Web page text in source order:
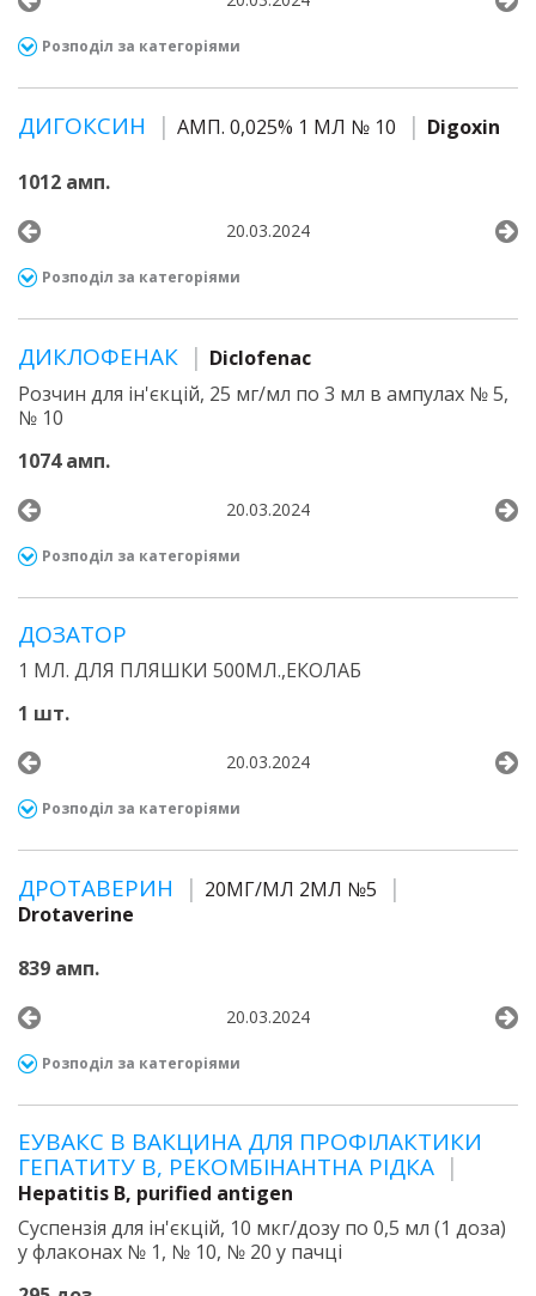
Розподіл за категоріями
ДИГОКСИН АМП. 0,025% 1 МЛ № 10 Digoxin
1012 амп.
20.03.2024
Розподіл за категоріями
ДИКЛОФЕНАК
Diclofenac
Розчин для ін'єкцій, 25 мг/мл по 3 мл в ампулах № 5,
№ 10
1074 амп.
20.03.2024
Розподіл за категоріями
ДОЗАТОР
1 МЛ. ДЛЯ ПЛЯШКИ 500МЛ.,ЕКОЛАБ
1 шт.
20.03.2024
Розподіл за категоріями
ДРОТАВЕРИН
20МГ/МЛ 2МЛ №5
Drotaverine
839 амп.
20.03.2024
Розподіл за категоріями
ЕУВАКС В ВАКЦИНА ДЛЯ ПРОФІЛАКТИКИ
ГЕПАТИТУ В, РЕКОМБІНАНТНА РІДКА
Hepatitis B, purified antigen
Суспензія для ін'єкцій, 10 мкг/дозу по 0,5 мл (1 доза)
у флаконах № 1, № 10, № 20 у пачці